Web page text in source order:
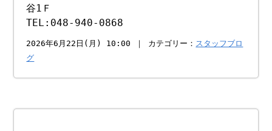
谷1Ｆ
TEL:048-940-0868
2026年6月22日(月) 10:00 ｜ カテゴリー： スタッフブロ
グ